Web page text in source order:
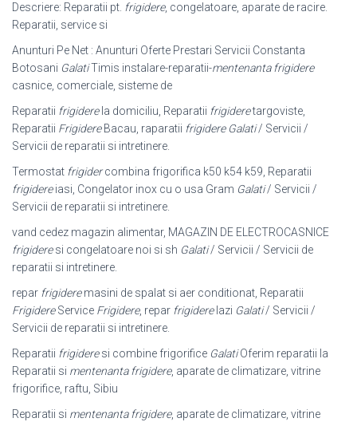
Descriere: Reparatii pt. frigidere, congelatoare, aparate de racire.
Reparatii, service si
Anunturi Pe Net : Anunturi Oferte Prestari Servicii Constanta
Botosani GalatiTimis instalare-reparatii-mentenanta frigidere
casnice, comerciale, sisteme de
Reparatii frigiderela domiciliu, Reparatii frigideretargoviste,
Reparatii FrigidereBacau, raparatii frigidere Galati/ Servicii /
Servicii de reparatii si intretinere.
Termostat frigidercombina frigorifica k50 k54 k59, Reparatii
frigidereiasi, Congelator inox cu o usa Gram Galati/ Servicii /
Servicii de reparatii si intretinere.
vand cedez magazin alimentar, MAGAZIN DE ELECTROCASNICE
frigideresi congelatoare noi si sh Galati/ Servicii / Servicii de
reparatii si intretinere.
repar frigideremasini de spalat si aer conditionat, Reparatii
FrigidereService Frigidere, repar frigiderelazi Galati/ Servicii /
Servicii de reparatii si intretinere.
Reparatii frigideresi combine frigorifice GalatiOferim reparatii la
Reparatii si mentenanta frigidere, aparate de climatizare, vitrine
frigorifice, raftu, Sibiu
Reparatii si mentenanta frigidere, aparate de climatizare, vitrine